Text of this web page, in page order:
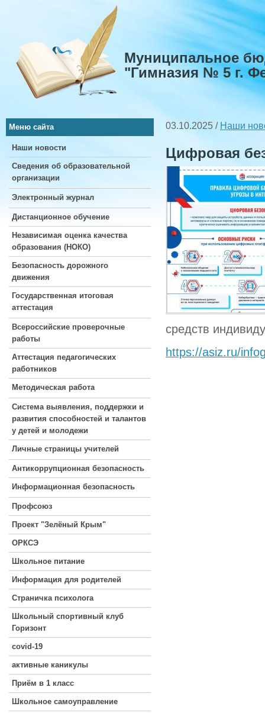
Муниципальное
"Гимназия № 5 г.
Меню сайта
Наши новости
Сведения об образовательной
организации
Электронный журнал
Дистанционное обучение
Независимая оценка качества
образования (НОКО)
Безопасность дорожного
движения
Государственная итоговая
аттестация
Всероссийские проверочные
работы
Аттестация педагогических
работников
Методическая работа
Система выявления, поддержки и
развития способностей и талантов
у детей и молодежи
Личные страницы учителей
Антикоррупционная безопасность
Информационная безопасность
Профсоюз
Проект "Зелёный Крым"
ОРКСЭ
Школьное питание
Информация для родителей
Страничка психолога
Школьный спортивный клуб
Горизонт
covid-19
активные каникулы
Приём в 1 класс
Школьное самоуправление
03.10.2025 / Наши
Цифровая
средств
https://asiz.ru/